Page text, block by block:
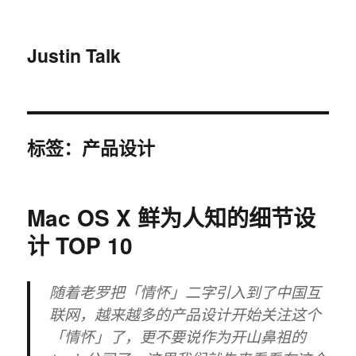
Justin Talk
标签：产品设计
Mac OS X 鲜为人知的细节设
计 TOP 10
随着老罗把「情怀」二字引入到了中国互
联网，越来越多的产品设计开始关注这个
「情怀」了，更不要说作为开山鼻祖的